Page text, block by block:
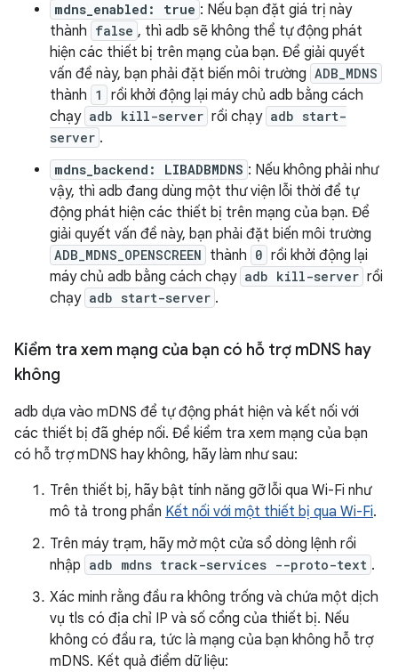
mdns_enabled: true : Nếu bạn đặt giá trị này
thành false , thì adb sẽ không thể tự động phát
hiện các thiết bị trên mạng của bạn. Để giải quyết
vấn đề này, bạn phải đặt biến môi trường ADB_MDNS
thành 1
rồi khởi động lại máy chủ adb bằng cách
chạy adb kill-server rồi chạy adb start-
server .
mdns_backend: LIBADBMDNS : Nếu không phải như
vậy, thì adb đang dùng một thư viện lỗi thời để tự
động phát hiện các thiết bị trên mạng của bạn. Để
giải quyết vấn đề này, bạn phải đặt biến môi trường
ADB_MDNS_OPENSCREEN thành 0 rồi khởi động lại
máy chủ adb bằng cách chạy adb kill-server rồi
chạy adb start-server .
Kiểm tra xem mạng của bạn có hỗ trợ mDNS hay
không
adb dựa vào mDNS để tự động phát hiện và kết nối với
các thiết bị đã ghép nối. Để kiểm tra xem mạng của bạn
có hỗ trợ mDNS hay không, hãy làm như sau:
Trên thiết bị, hãy bật tính năng gỡ lỗi qua Wi-Fi như
mô tả trong phần Kết nối với một thiết bị qua Wi-Fi.
Trên máy trạm, hãy mở một cửa sổ dòng lệnh rồi
nhập adb mdns track-services --proto-text .
Xác minh rằng đầu ra không trống và chứa một dịch
vụ tls có địa chỉ IP và số cổng của thiết bị. Nếu
không có đầu ra, tức là mạng của bạn không hỗ trợ
mDNS. Kết quả điểm dữ liệu: